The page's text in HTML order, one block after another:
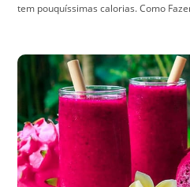
tem pouquíssimas calorias. Como